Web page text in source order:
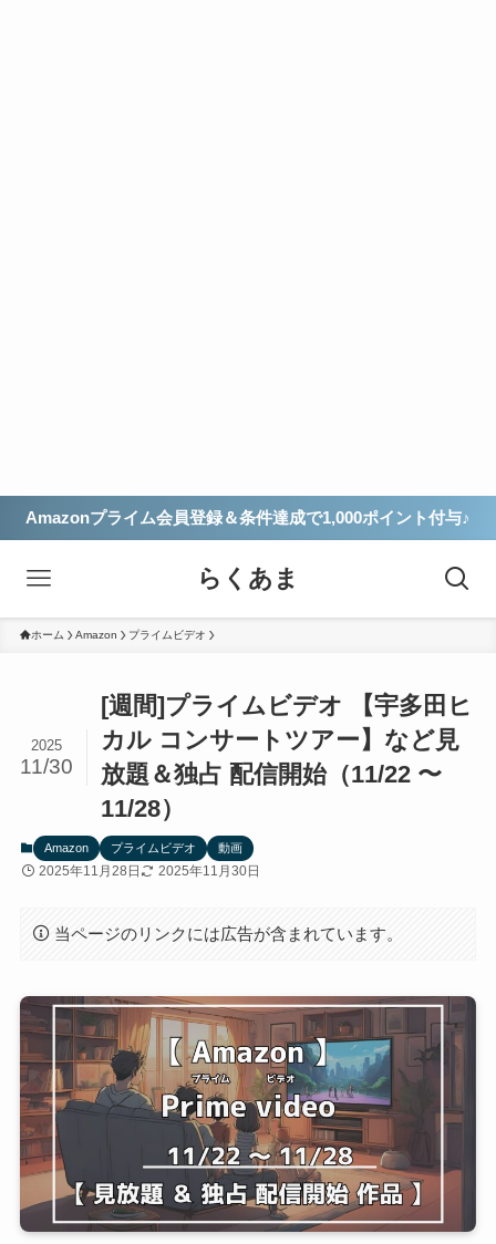
Amazonプライム会員登録＆条件達成で1,000ポイント付与♪
らくあま
ホーム Amazon プライムビデオ
[週間]プライムビデオ 【宇多田ヒ
カル コンサートツアー】など見
放題＆独占 配信開始（11/22 〜
11/28）
2025
11/30
Amazon プライムビデオ 動画
2025年11月28日 2025年11月30日
当ページのリンクには広告が含まれています。